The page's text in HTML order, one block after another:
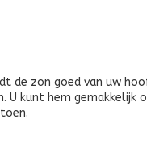
de zon goed van uw
U kunt hem gemakkelijk